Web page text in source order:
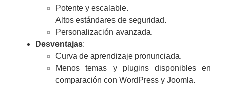
Potente y escalable.
Altos estándares de seguridad.
Personalización avanzada.
Desventajas:
Curva de aprendizaje pronunciada.
Menos temas y plugins disponibles en
comparación con WordPress y Joomla.